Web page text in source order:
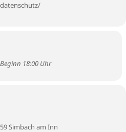
18:00 Uhr
Simbach am Inn